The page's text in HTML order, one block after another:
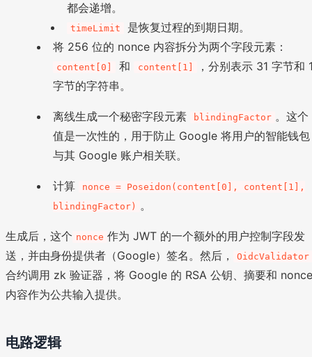
都会递增。
timeLimit
是恢复过程的到期日期。
将 256 位的 nonce 内容拆分为两个字段元素：
content[0] 和 content[1]
，分别表示 31 字节和
字节的字符串。
离线生成一个秘密字段元素 blindingFactor 。这个
值是一次性的，用于防止 Google 将用户的智能钱包
与其 Google 账户相关联。
计算
nonce = Poseidon(content[0], content[1],
blindingFactor)
。
生成后，这个 nonce 作为 JWT 的一个额外的用户控制字段发
送，并由身份提供者（Google）签名。然后，
OidcValidator
合约调用 zk 验证器，将 Google 的 RSA 公钥、摘要和 nonce
内容作为公共输入提供。
电路逻辑